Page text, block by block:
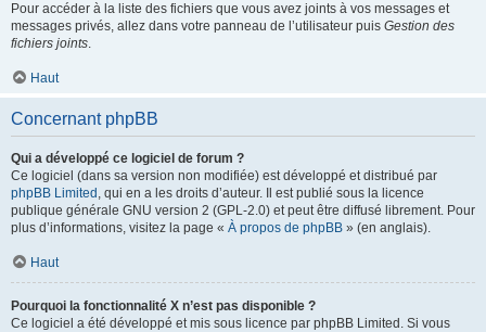
Pour accéder à la liste des fichiers que vous avez joints à vos messages et
messages privés, allez dans votre panneau de l’utilisateur puis Gestion des
fichiers joints.
Haut
Concernant phpBB
Qui a développé ce logiciel de forum ?
Ce logiciel (dans sa version non modifiée) est développé et distribué par
phpBB Limited , qui en a les droits d’auteur. Il est publié sous la licence
publique générale GNU version 2 (GPL-2.0) et peut être diffusé librement. Pour
plus d’informations, visitez la page « À propos de phpBB » (en anglais).
Haut
Pourquoi la fonctionnalité X n’est pas disponible ?
Ce logiciel a été développé et mis sous licence par phpBB Limited. Si vous